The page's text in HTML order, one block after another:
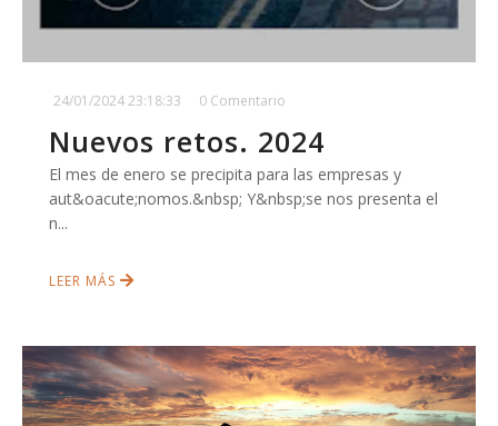
24/01/2024 23:18:33 0 Comentario
Nuevos retos. 2024
El mes de enero se precipita para las empresas y
aut&oacute;nomos.&nbsp; Y&nbsp;se nos presenta el
n...
LEER MÁS